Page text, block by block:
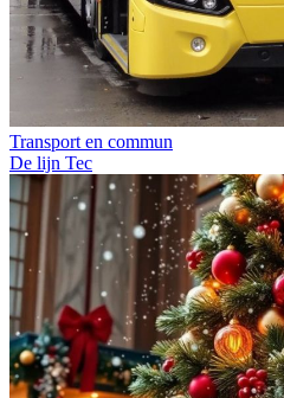
Transport en commun
De lijn Tec